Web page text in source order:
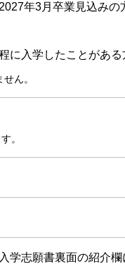
年3月卒業見込み
に入学したことがある
ん。
。
学志願書裏面の紹介